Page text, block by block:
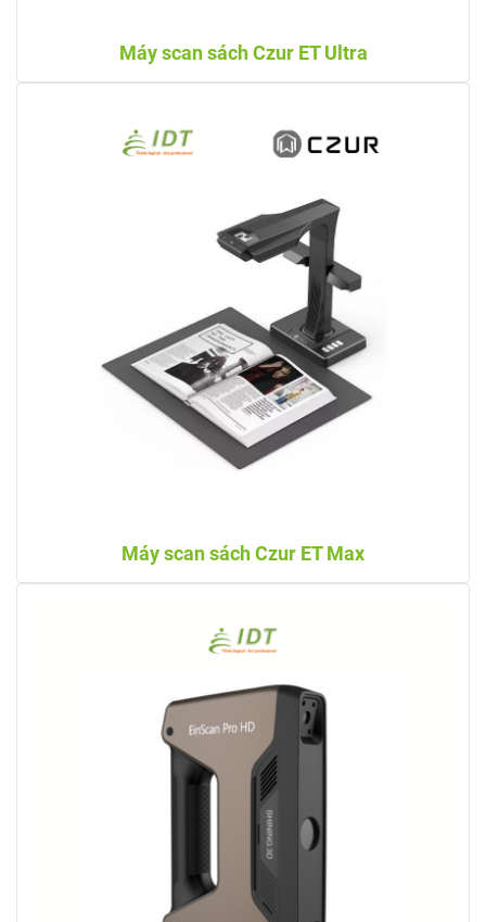
Máy scan sách Czur ET Ultra
Máy scan sách Czur ET Max